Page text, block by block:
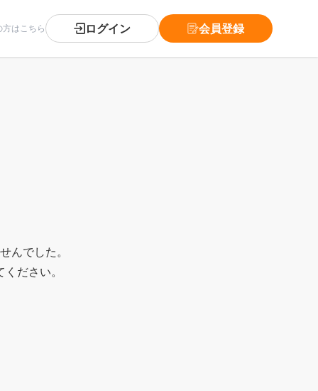
はこちら ログイン 会員登録
んでした。
ださい。